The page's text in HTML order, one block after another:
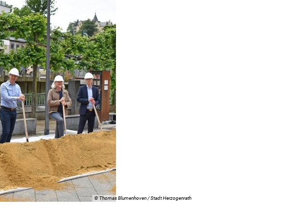
© Thomas Blumenhoven / Stadt Herzogenrath